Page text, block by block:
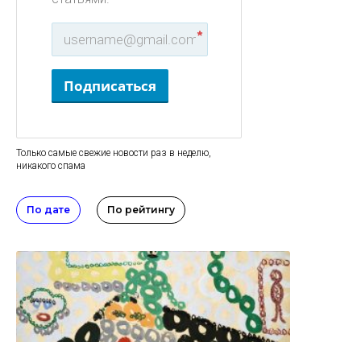
*
Подписаться
Только самые свежие новости раз в неделю,
никакого спама
По дате По рейтингу